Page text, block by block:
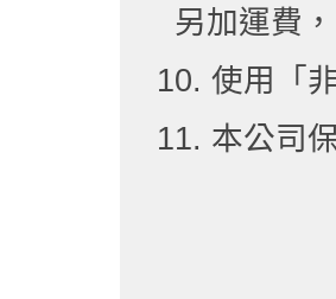
另加運費
10. 使用「
11. 本公司